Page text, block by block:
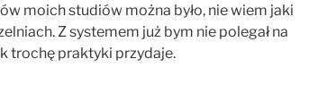
moich studiów można było, nie wiem jaki
Z systemem już bym nie polegał na
trochę praktyki przydaje.